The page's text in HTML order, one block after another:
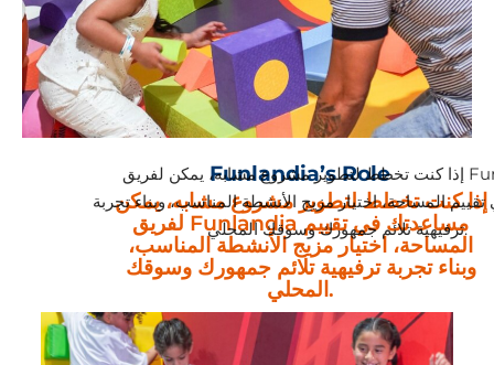
Funlandia’s Role
إذا كنت تخطط لتطوير مشروع مشابه، يمكن
لفريق Funlandia مساعدتك في تقييم
المساحة، اختيار مزيج الأنشطة المناسب،
وبناء تجربة ترفيهية تلائم جمهورك وسوقك
المحلي.
إذا كنت تخطط لتطوير مشروع مشابه، يمكن لفريق Funlandia
المساحة، اختيار مزيج الأنشطة المناسب، وبناء تجربة
ترفيهية تلائم جمهورك وسوقك المحلي.